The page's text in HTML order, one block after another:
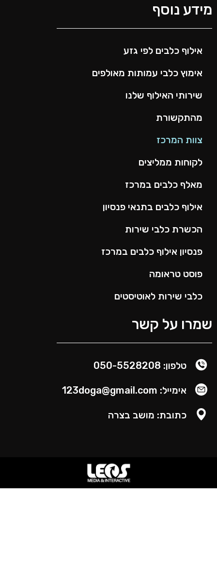
נוסף
אילוף כלבים לפי גזע
אימוץ כלבי עמותות מאולפים
שירותי האילוף שלנו
מהתקשורת
צוות המרכז
לקוחות ממליצים
מאלף כלבים במרכז
אילוף כלבים בתנאי פנסיון
הכשרת כלבי שירות
פנסיון אילוף כלבים במרכז
פוסט טראומה
כלבי שירות לאוטיסטים
על קשר
טלפון: 050-5528208
אימייל: 123doga@gmail.com
כתובת: מושב בצרה